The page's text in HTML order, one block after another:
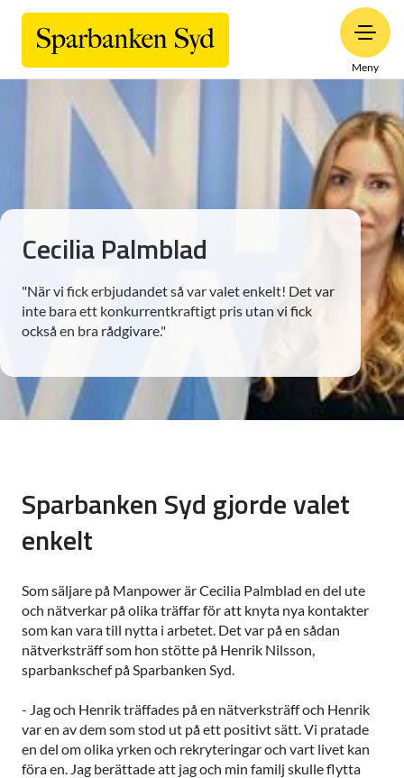
Meny
Cecilia Palmblad
"När vi fick erbjudandet så var valet enkelt! Det var
inte bara ett konkurrentkraftigt pris utan vi fick
också en bra rådgivare."
Sparbanken Syd gjorde valet
enkelt
Som säljare på Manpower är Cecilia Palmblad en del ute
och nätverkar på olika träffar för att knyta nya kontakter
som kan vara till nytta i arbetet. Det var på en sådan
nätverksträff som hon stötte på Henrik Nilsson,
sparbankschef på Sparbanken Syd.
- Jag och Henrik träffades på en nätverksträff och Henrik
var en av dem som stod ut på ett positivt sätt. Vi pratade
en del om olika yrken och rekryteringar och vart livet kan
föra en. Jag berättade att jag och min familj skulle flytta